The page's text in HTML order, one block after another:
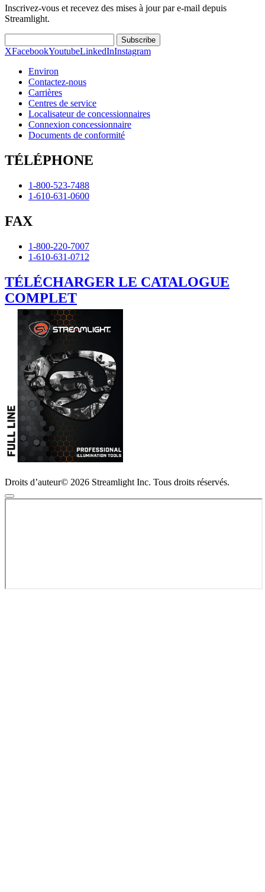
Inscrivez-vous et recevez des mises à jour par e-mail depuis
Streamlight.
Subscribe
XFacebookYoutubeLinkedInInstagram
Environ
Contactez-nous
Carrières
Centres de service
Localisateur de concessionnaires
Connexion concessionnaire
Documents de conformité
TÉLÉPHONE
1-800-523-7488
1-610-631-0600
FAX
1-800-220-7007
1-610-631-0712
TÉLÉCHARGER LE CATALOGUE
COMPLET
Droits d’auteur© 2026 Streamlight Inc. Tous droits réservés.